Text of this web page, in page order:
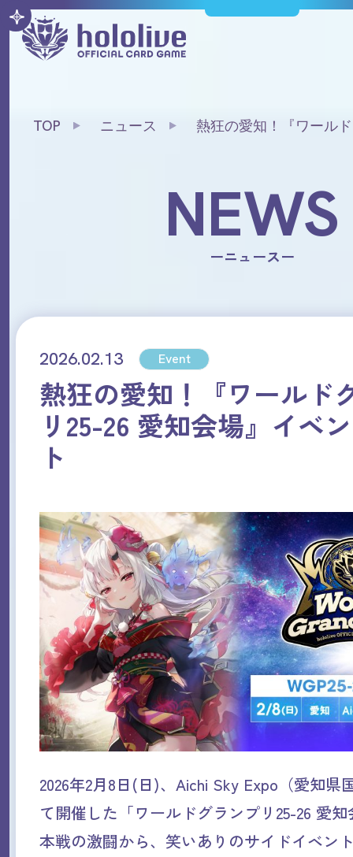
TOP ニュース
熱狂の愛知！『ワール
NEWS
ーニュースー
2026.02.13 Event
熱狂の愛知！『ワールド
リ25-26 愛知会場』イベ
ト
2026年2月8日(日)、Aichi Sky Expo（愛知県
て開催した「ワールドグランプリ25-26 愛
本戦の激闘から、笑いありのサイドイベン